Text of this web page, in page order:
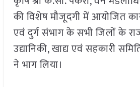
की विशेष मौजूदगी में आयोजित
एवं दुर्ग संभाग के सभी जिलों के
उद्यानिकी,खाद्य एवं सहकारी
ने भाग लिया।